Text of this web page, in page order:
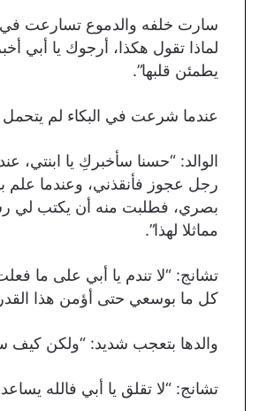
سارت خلفه والدموع تسارعت في
لماذا تقول هكذا، أرجوك يا أبي
يطمئن قلبها”.
عندما شرعت في البكاء لم
الوالد: “حسنا سأخبركِ يا
بصري، فطلبت منه أن يكتب لي
مماثلا لهذا”.
كل ما بوسعي حتى أؤمن هذا القدر
والدها بتعجب شديد: “ولكن كيف
تشانج: “لا تقلق يا أبي فالله